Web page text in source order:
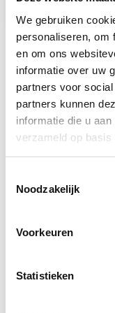
We gebruiken
personaliseren, om
en om ons
informatie over uw
partners voor
partners kunnen
informatie die u
verzameld op
Noodzakelijk
Voorkeuren
Statistieken